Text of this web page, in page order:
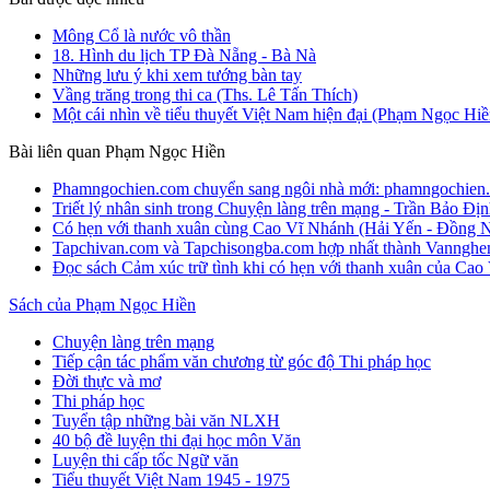
Mông Cổ là nước vô thần
18. Hình du lịch TP Đà Nẵng - Bà Nà
Những lưu ý khi xem tướng bàn tay
Vầng trăng trong thi ca (Ths. Lê Tấn Thích)
Một cái nhìn về tiểu thuyết Việt Nam hiện đại (Phạm Ngọc
Bài liên quan Phạm Ngọc Hiền
Phamngochien.com chuyển sang ngôi nhà mới:
Triết lý nhân sinh trong Chuyện làng trên mạng - Trần Bảo
Có hẹn với thanh xuân cùng Cao Vĩ Nhánh (Hải Yến - Đồng
Tapchivan.com và Tapchisongba.com hợp nhất thành
Đọc sách Cảm xúc trữ tình khi có hẹn với thanh xuân của
Sách của Phạm Ngọc Hiền
Chuyện làng trên mạng
Tiếp cận tác phẩm văn chương từ góc độ Thi pháp học
Đời thực và mơ
Thi pháp học
Tuyển tập những bài văn NLXH
40 bộ đề luyện thi đại học môn Văn
Luyện thi cấp tốc Ngữ văn
Tiểu thuyết Việt Nam 1945 - 1975